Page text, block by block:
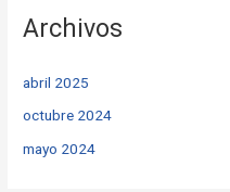
Archivos
abril 2025
octubre 2024
mayo 2024